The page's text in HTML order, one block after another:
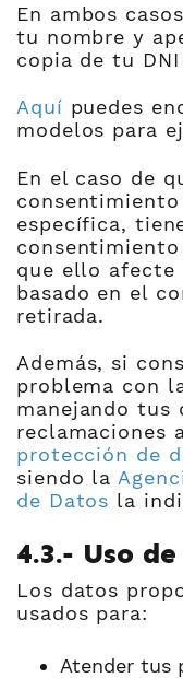
En ambos
tu nombre y
copia de tu
Aquí puedes
modelos para
En el caso de
específica,
que ello
basado en el
retirada.
Además, si
problema con
manejando tus
reclamaciones
protección de
siendo la
de Datos la
4.3.- Uso
Los datos
usados para:
Atender tus